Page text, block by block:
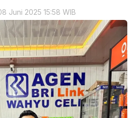
Juni 2025 15:58 WIB